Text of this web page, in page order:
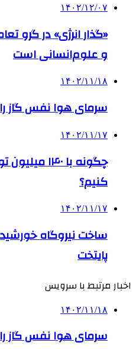
۱۴۰۲/۱۲/۰۷
«گذار انرژی» در گرو
و علوم‌انسانی است
۱۴۰۲/۱۱/۱۸
سرمای هوا نفس گاز
۱۴۰۲/۱۱/۱۷
چگونه با
کنیم؟
۱۴۰۲/۱۱/۱۷
پایتخت
اخبار مرتبط با سرویس
۱۴۰۲/۱۱/۱۸
سرمای هوا نفس گاز